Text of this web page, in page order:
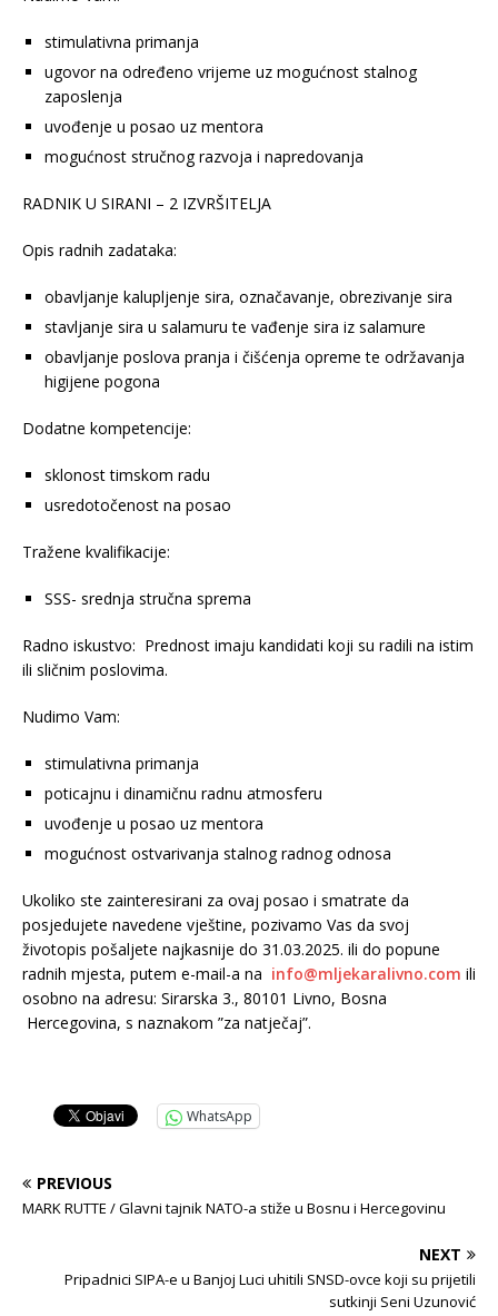
stimulativna primanja
ugovor na određeno vrijeme uz mogućnost stalnog
zaposlenja
uvođenje u posao uz mentora
mogućnost stručnog razvoja i napredovanja
RADNIK U SIRANI – 2 IZVRŠITELJA
Opis radnih zadataka:
obavljanje kalupljenje sira, označavanje, obrezivanje sira
stavljanje sira u salamuru te vađenje sira iz salamure
obavljanje poslova pranja i čišćenja opreme te održavanja
higijene pogona
Dodatne kompetencije:
sklonost timskom radu
usredotočenost na posao
Tražene kvalifikacije:
SSS- srednja stručna sprema
Radno iskustvo: Prednost imaju kandidati koji su radili na istim
ili sličnim poslovima.
Nudimo Vam:
stimulativna primanja
poticajnu i dinamičnu radnu atmosferu
uvođenje u posao uz mentora
mogućnost ostvarivanja stalnog radnog odnosa
Ukoliko ste zainteresirani za ovaj posao i smatrate da
posjedujete navedene vještine, pozivamo Vas da svoj
životopis pošaljete najkasnije do 31.03.2025. ili do popune
radnih mjesta, putem e-mail-a na info@mljekaralivno.com ili
osobno na adresu: Sirarska 3., 80101 Livno, Bosna
Hercegovina, s naznakom ”za natječaj”.
WhatsApp
PREVIOUS
MARK RUTTE / Glavni tajnik NATO-a stiže u Bosnu i Hercegovinu
NEXT
Pripadnici SIPA-e u Banjoj Luci uhitili SNSD-ovce koji su prijetili
sutkinji Seni Uzunović